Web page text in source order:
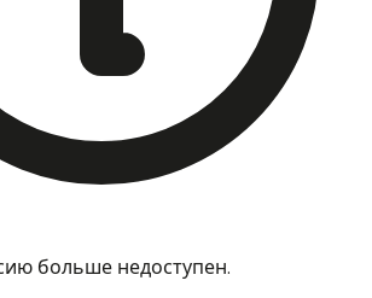
больше недоступен.